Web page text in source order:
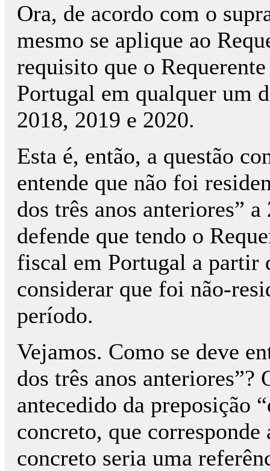
Ora, de acordo com o
mesmo se aplique ao
requisito que o
Portugal em qualquer um
2018, 2019 e 2020.
Esta é, então, a questão
entende que não foi
dos três anos anteriores”
defende que tendo o
fiscal em Portugal a partir
considerar que foi não-
período.
Vejamos. Como se deve
dos três anos anteriores”?
antecedido da preposição
concreto, que
concreto seria uma